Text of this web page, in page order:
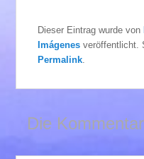
Dieser Eintrag wurde von
Imágenes veröffentlicht.
Permalink
Die